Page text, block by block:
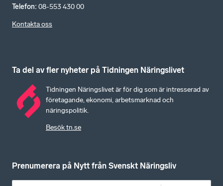
Telefon: 08-553 430 00
Kontakta oss
Ta del av fler nyheter på Tidningen Näringslivet
Tidningen Näringslivet är för dig som är intresserad av
företagande, ekonomi, arbetsmarknad och
näringspolitik.
Besök tn.se
Prenumerera på Nytt från Svenskt Näringsliv